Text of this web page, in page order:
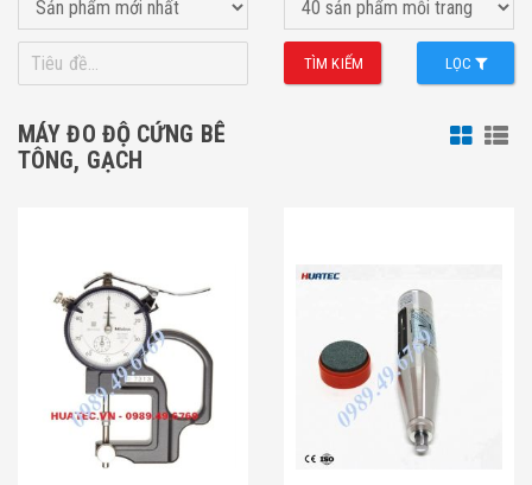
TÌM KIẾM LỌC
MÁY ĐO ĐỘ CỨNG BÊ
TÔNG, GẠCH